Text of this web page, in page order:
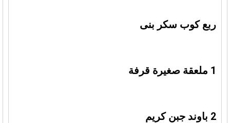
ربع كوب سكر بنى
1 ملعقة صغيرة قرفة
2 باوند جبن كريم